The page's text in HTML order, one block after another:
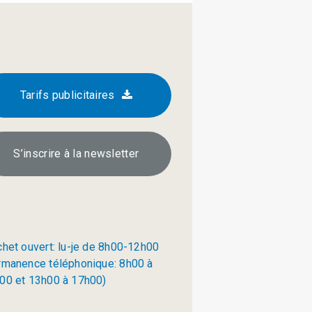
Tarifs publicitaires
S’inscrire à la newsletter
ouvert: lu-je de 8h00-12h00
téléphonique: 8h00 à
et 13h00 à 17h00)